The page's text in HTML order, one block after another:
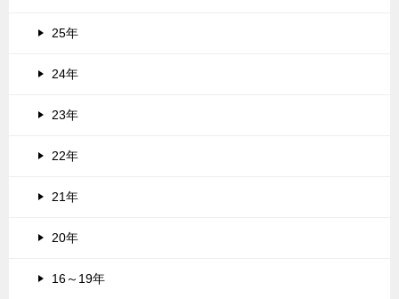
25年
24年
23年
22年
21年
20年
16～19年